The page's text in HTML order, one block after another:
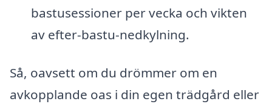
bastusessioner per vecka och vikten
av efter-bastu-nedkylning.
Så, oavsett om du drömmer om en
avkopplande oas i din egen trädgård eller